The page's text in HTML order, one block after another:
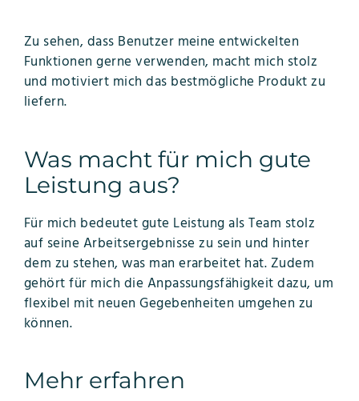
Zu sehen, dass Benutzer meine entwickelten
Funktionen gerne verwenden, macht mich stolz
und motiviert mich das bestmögliche Produkt zu
liefern.
Was macht für mich gute
Leistung aus?
Für mich bedeutet gute Leistung als Team stolz
auf seine Arbeitsergebnisse zu sein und hinter
dem zu stehen, was man erarbeitet hat. Zudem
gehört für mich die Anpassungsfähigkeit dazu, um
flexibel mit neuen Gegebenheiten umgehen zu
können.
Mehr erfahren